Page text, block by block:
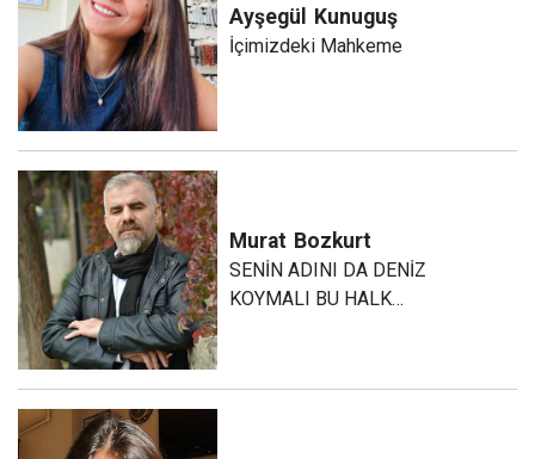
Ayşegül Kunuguş
İçimizdeki Mahkeme
Murat Bozkurt
SENİN ADINI DA DENİZ
KOYMALI BU HALK…